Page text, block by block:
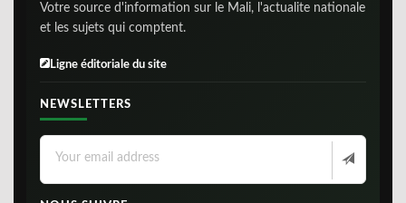
Votre source d'information sur le Mali, l'actualite nationale
et les sujets qui comptent.
Ligne éditoriale du site
NEWSLETTERS